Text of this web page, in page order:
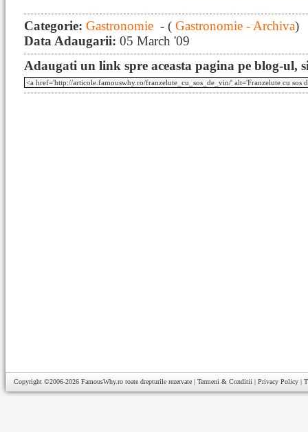
Categorie: Gastronomie - ( Gastronomie - Archiva)
Data Adaugarii: 05 March '09
Adaugati un link spre aceasta pagina pe blog-ul,
Copyright ©2006-2026 FamousWhy.ro toate drepturile rezervate | Termeni & Conditii | Privacy Policy |